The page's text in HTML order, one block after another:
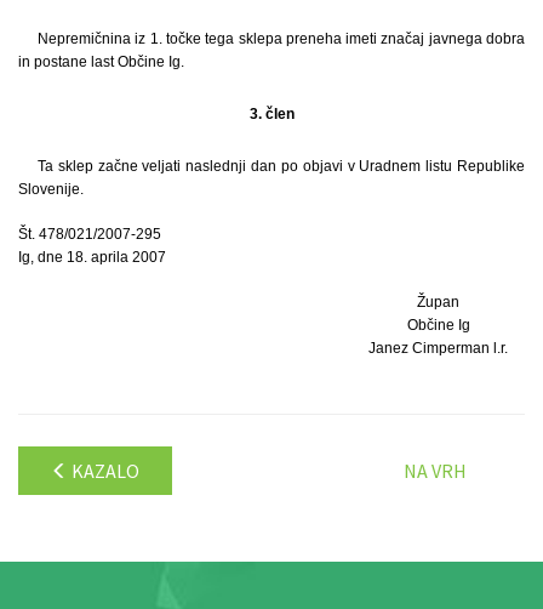
Nepremičnina iz 1. točke tega sklepa preneha imeti značaj javnega dobra
in postane last Občine Ig.
3. člen
Ta sklep začne veljati naslednji dan po objavi v Uradnem listu Republike
Slovenije.
Št. 478/021/2007-295
Ig, dne 18. aprila 2007
Župan
Občine Ig
Janez Cimperman l.r.
KAZALO NA VRH